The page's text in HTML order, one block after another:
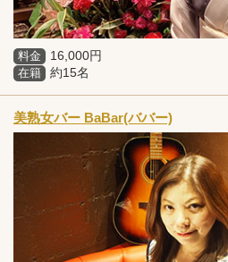
料金 16,000円
在籍 約15名
美熟女バー BaBar(ババー)